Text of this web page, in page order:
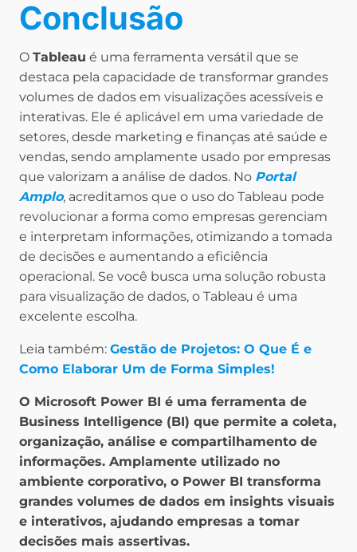
Conclusão
O Tableau é uma ferramenta versátil que se
destaca pela capacidade de transformar grandes
volumes de dados em visualizações acessíveis e
interativas. Ele é aplicável em uma variedade de
setores, desde marketing e finanças até saúde e
vendas, sendo amplamente usado por empresas
que valorizam a análise de dados. No Portal
Amplo, acreditamos que o uso do Tableau pode
revolucionar a forma como empresas gerenciam
e interpretam informações, otimizando a tomada
de decisões e aumentando a eficiência
operacional. Se você busca uma solução robusta
para visualização de dados, o Tableau é uma
excelente escolha.
Leia também: Gestão de Projetos: O Que É e
Como Elaborar Um de Forma Simples!
O Microsoft Power BI é uma ferramenta de
Business Intelligence (BI) que permite a coleta,
organização, análise e compartilhamento de
informações. Amplamente utilizado no
ambiente corporativo, o Power BI transforma
grandes volumes de dados em insights visuais
e interativos, ajudando empresas a tomar
decisões mais assertivas.